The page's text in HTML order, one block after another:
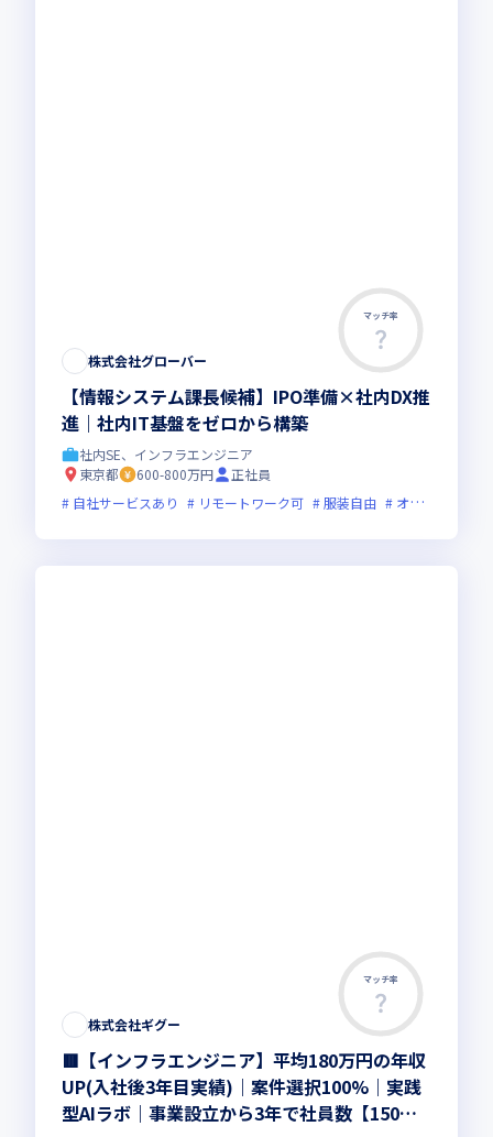
マッチ率
株式会社グローバー
【情報システム課長候補】IPO準備×社内DX推
進｜社内IT基盤をゼロから構築
社内SE、インフラエンジニア
東京都
600-800万円
正社員
自社サービスあり
リモートワーク可 服装自由 オンライン選考可
マッチ率
株式会社ギグー
🟥【インフラエンジニア】平均180万円の年収
UP(入社後3年目実績)｜案件選択100%｜実践
型AIラボ｜事業設立から3年で社員数【150